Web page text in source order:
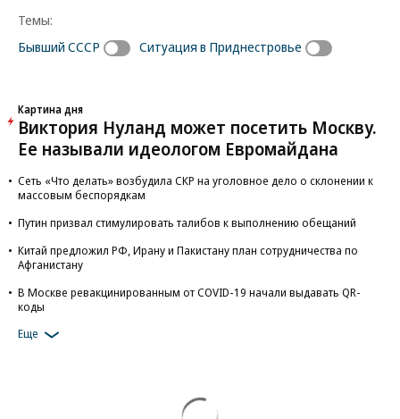
Темы:
Бывший СССР
Ситуация в Приднестровье
Картина дня
Виктория Нуланд может посетить Москву.
Ее называли идеологом Евромайдана
Сеть «Что делать» возбудила СКР на уголовное дело о склонении к
массовым беспорядкам
Путин призвал стимулировать талибов к выполнению обещаний
Китай предложил РФ, Ирану и Пакистану план сотрудничества по
Афганистану
В Москве ревакцинированным от COVID-19 начали выдавать QR-
коды
Еще